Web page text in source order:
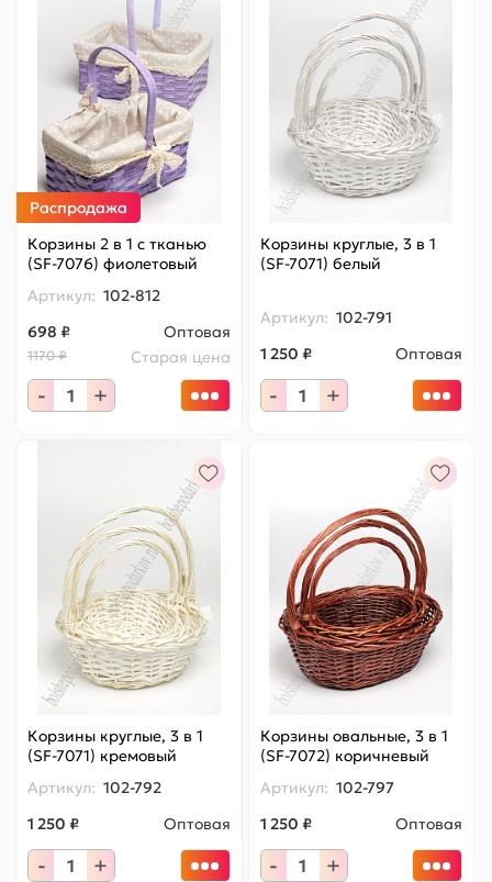
Распродажа
Корзины 2 в 1 с тканью
(SF-7076) фиолетовый
Артикул: 102-812
698 ₽
Оптовая
1170 ₽ Старая цена
- +
Корзины круглые, 3 в 1
(SF-7071) белый
Артикул: 102-791
1 250 ₽
Оптовая
- +
Корзины круглые, 3 в 1
(SF-7071) кремовый
Артикул: 102-792
1 250 ₽
Оптовая
- +
Корзины овальные, 3 в 1
(SF-7072) коричневый
Артикул: 102-797
1 250 ₽
Оптовая
- +